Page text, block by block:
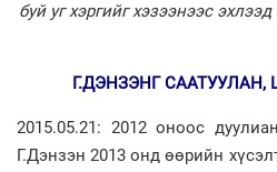
буй уг хэргийг хэзээнээс
Г.ДЭНЗЭНГ
2015.05.21: 2012 оноос
Г.Дэнзэн 2013 онд өөрийн